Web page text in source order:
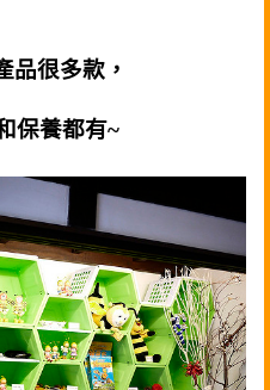
品很多款，
保養都有~